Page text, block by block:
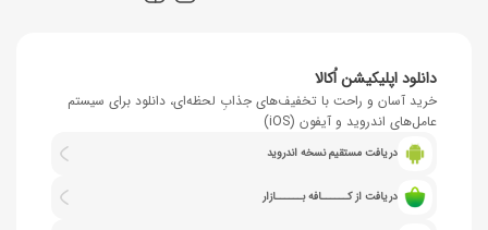
دانلود اپلیکیشن اُکالا
خرید آسان و راحت با تخفیف‌های جذابِ لحظه‌ای، دانلود برای سیستم
عامل‌های اندروید و آیفون (iOS)
دریافت مستقیم نسخه اندروید
دریافت از کــــــافه بــــــازار